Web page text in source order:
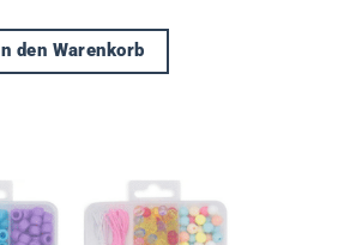
In den Warenkorb